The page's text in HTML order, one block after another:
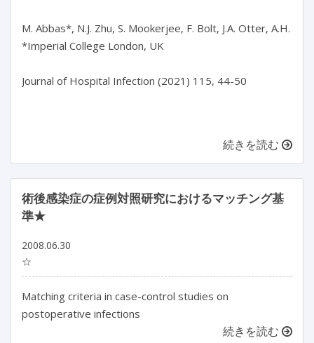
M. Abbas*, N.J. Zhu, S. Mookerjee, F. Bolt, J.A. Otter, A.H.
*Imperial College London, UK
Journal of Hospital Infection (2021) 115, 44-50
続きを読む
術後感染症の症例対照研究におけるマッチング基
準★
2008.06.30
☆
Matching criteria in case-control studies on
postoperative infections
続きを読む